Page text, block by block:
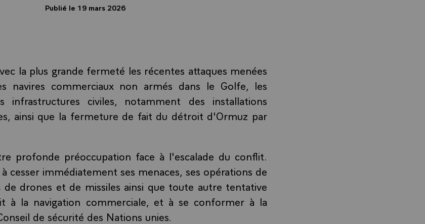
Publié le 19 mars 2026
la plus grande fermeté les récentes attaques menées
navires commerciaux non armés dans le Golfe, les
infrastructures civiles, notamment des installations
ainsi que la fermeture de fait du détroit d'Ormuz par
profonde préoccupation face à l'escalade du conflit.
cesser immédiatement ses menaces, ses opérations de
de drones et de missiles ainsi que toute autre tentative
à la navigation commerciale, et à se conformer à la
de sécurité des Nations unies.